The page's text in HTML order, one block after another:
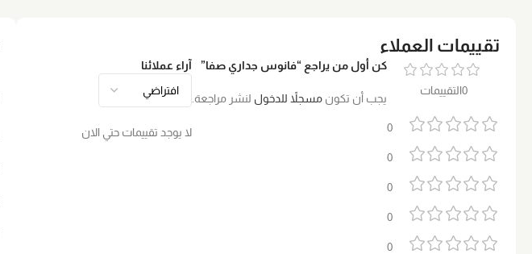
تقييمات العملاء
0التقييمات
0
0
0
0
0
آراء عملائنا
لا يوجد تقييمات حتي الان
كن أول من يراجع “فانوس جداري صفا”
يجب أن تكون مسجلاً للدخول لنشر مراجعة.